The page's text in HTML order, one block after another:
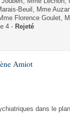
Beuil, Mme
Florence Goulet,
4 - Rejeté
Amiot
dans le